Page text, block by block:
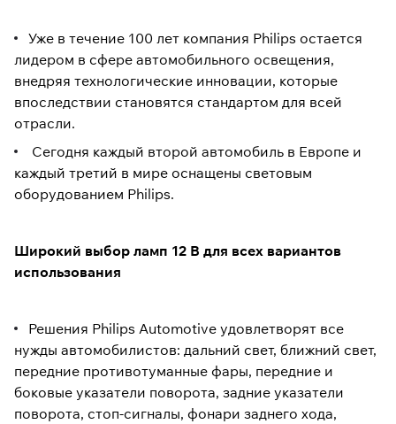
Уже в течение 100 лет компания Philips остается
лидером в сфере автомобильного освещения,
внедряя технологические инновации, которые
впоследствии становятся стандартом для всей
отрасли.
Сегодня каждый второй автомобиль в Европе и
каждый третий в мире оснащены световым
оборудованием Philips.
Широкий выбор ламп 12 В для всех вариантов
использования
Решения Philips Automotive удовлетворят все
нужды автомобилистов: дальний свет, ближний свет,
передние противотуманные фары, передние и
боковые указатели поворота, задние указатели
поворота, стоп-сигналы, фонари заднего хода,